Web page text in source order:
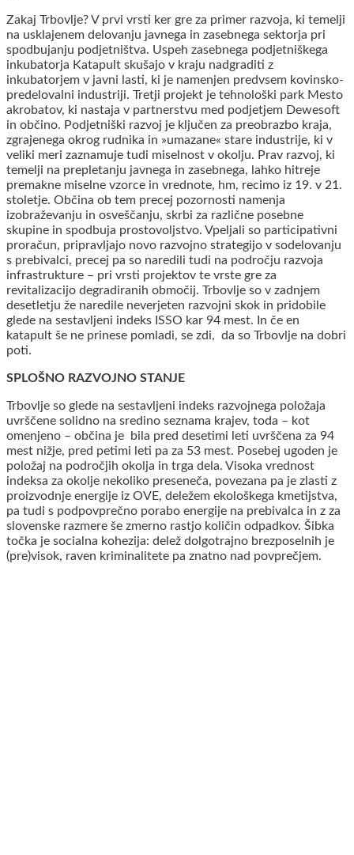
Zakaj Trbovlje? V prvi vrsti ker gre za primer razvoja, ki temelji
na usklajenem delovanju javnega in zasebnega sektorja pri
spodbujanju podjetništva. Uspeh zasebnega podjetniškega
inkubatorja Katapult skušajo v kraju nadgraditi z
inkubatorjem v javni lasti, ki je namenjen predvsem kovinsko-
predelovalni industriji. Tretji projekt je tehnološki park Mesto
akrobatov, ki nastaja v partnerstvu med podjetjem Dewesoft
in občino. Podjetniški razvoj je ključen za preobrazbo kraja,
zgrajenega okrog rudnika in »umazane« stare industrije, ki v
veliki meri zaznamuje tudi miselnost v okolju. Prav razvoj, ki
temelji na prepletanju javnega in zasebnega, lahko hitreje
premakne miselne vzorce in vrednote, hm, recimo iz 19. v 21.
stoletje. Občina ob tem precej pozornosti namenja
izobraževanju in osveščanju, skrbi za različne posebne
skupine in spodbuja prostovoljstvo. Vpeljali so participativni
proračun, pripravljajo novo razvojno strategijo v sodelovanju
s prebivalci, precej pa so naredili tudi na področju razvoja
infrastrukture – pri vrsti projektov te vrste gre za
revitalizacijo degradiranih območij. Trbovlje so v zadnjem
desetletju že naredile neverjeten razvojni skok in pridobile
glede na sestavljeni indeks ISSO kar 94 mest. In če en
katapult še ne prinese pomladi, se zdi, da so Trbovlje na dobri
poti.
SPLOŠNO RAZVOJNO STANJE
Trbovlje so glede na sestavljeni indeks razvojnega položaja
uvrščene solidno na sredino seznama krajev, toda – kot
omenjeno – občina je bila pred desetimi leti uvrščena za 94
mest nižje, pred petimi leti pa za 53 mest. Posebej ugoden je
položaj na področjih okolja in trga dela. Visoka vrednost
indeksa za okolje nekoliko preseneča, povezana pa je zlasti z
proizvodnje energije iz OVE, deležem ekološkega kmetijstva,
pa tudi s podpovprečno porabo energije na prebivalca in z za
slovenske razmere še zmerno rastjo količin odpadkov. Šibka
točka je socialna kohezija: delež dolgotrajno brezposelnih je
(pre)visok, raven kriminalitete pa znatno nad povprečjem.